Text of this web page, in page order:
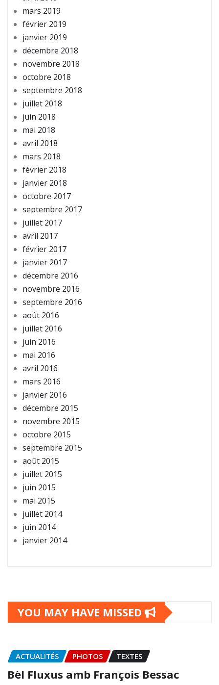
mars 2019
février 2019
janvier 2019
décembre 2018
novembre 2018
octobre 2018
septembre 2018
juillet 2018
juin 2018
mai 2018
avril 2018
mars 2018
février 2018
janvier 2018
octobre 2017
septembre 2017
juillet 2017
avril 2017
février 2017
janvier 2017
décembre 2016
novembre 2016
septembre 2016
août 2016
juillet 2016
juin 2016
mai 2016
avril 2016
mars 2016
janvier 2016
décembre 2015
novembre 2015
octobre 2015
septembre 2015
août 2015
juillet 2015
juin 2015
mai 2015
juillet 2014
juin 2014
janvier 2014
YOU MAY HAVE MISSED